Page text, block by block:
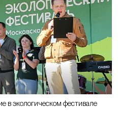
в экологическом фестивале